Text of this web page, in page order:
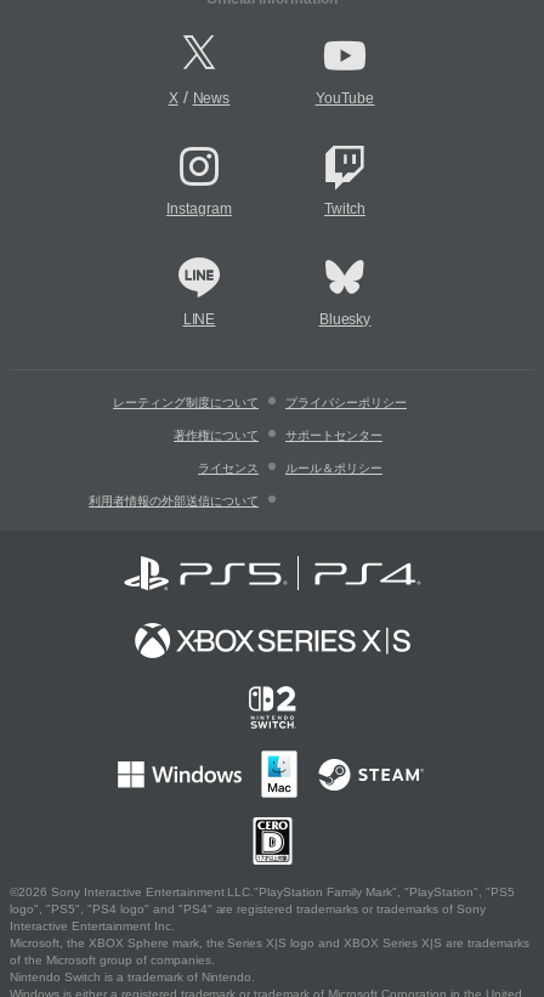
X/ News YouTube
Instagram Twitch
LINE Bluesky
レーティング制度について プライバシーポリシー
著作権について サポートセンター
ライセンス ルール＆ポリシー
利用者情報の外部送信について
©2026 Sony Interactive Entertainment LLC."PlayStation Family Mark", "PlayStation", "PS5
logo", "PS5", "PS4 logo" and "PS4" are registered trademarks or trademarks of Sony
Interactive Entertainment Inc.
Microsoft, the XBOX Sphere mark, the Series X|S logo and XBOX Series X|S are trademarks
of the Microsoft group of companies.
Nintendo Switch is a trademark of Nintendo.
Windows is either a registered trademark or trademark of Microsoft Corporation in the United